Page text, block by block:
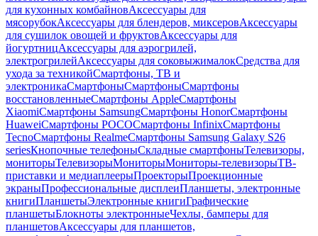
для кухонных комбайновАксессуары для
мясорубокАксессуары для блендеров, миксеровАксессуары
для сушилок овощей и фруктовАксессуары для
йогуртницАксессуары для аэрогрилей,
электрогрилейАксессуары для соковыжималокСредства для
ухода за техникойСмартфоны, ТВ и
электроникаСмартфоныСмартфоныСмартфоны
восстановленныеСмартфоны AppleСмартфоны
XiaomiСмартфоны SamsungСмартфоны HonorСмартфоны
HuaweiСмартфоны POCOСмартфоны InfinixСмартфоны
TecnoСмартфоны RealmeСмартфоны Samsung Galaxy S26
seriesКнопочные телефоныСкладные смартфоныТелевизоры,
мониторыТелевизорыМониторыМониторы-телевизорыТВ-
приставки и медиаплеерыПроекторыПроекционные
экраныПрофессиональные дисплеиПланшеты, электронные
книгиПланшетыЭлектронные книгиГрафические
планшетыБлокноты электронныеЧехлы, бамперы для
планшетовАксессуары для планшетов,